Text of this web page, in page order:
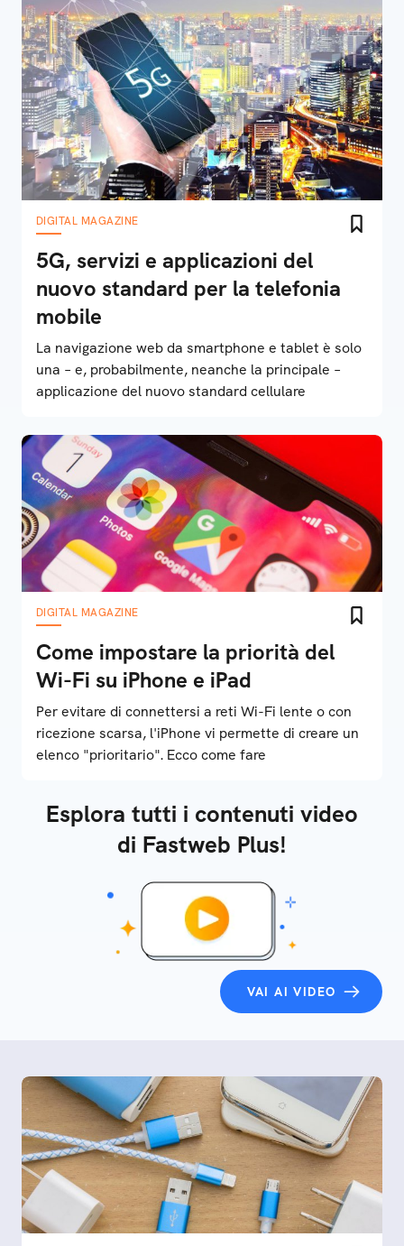
DIGITAL MAGAZINE
5G, servizi e applicazioni del
nuovo standard per la telefonia
mobile
La navigazione web da smartphone e tablet è solo
una – e, probabilmente, neanche la principale –
applicazione del nuovo standard cellulare
DIGITAL MAGAZINE
Come impostare la priorità del
Wi-Fi su iPhone e iPad
Per evitare di connettersi a reti Wi-Fi lente o con
ricezione scarsa, l'iPhone vi permette di creare un
elenco "prioritario". Ecco come fare
Esplora tutti i contenuti video
di Fastweb Plus!
VAI AI VIDEO